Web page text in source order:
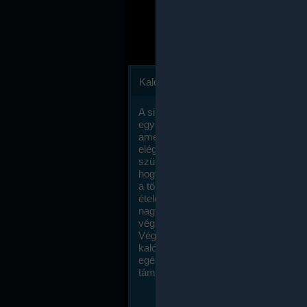
Kalóriaszámlálás
A sikeres fogyás titka valójában igen
egyszerű: égess több energiát, mint
amennyit beviszel. Természetesen
elég nagy fegyelemre és akaraterőre
szükség, de meglepődve fogod
hogy a kalóriaszámolás mennyire
a többi diétához képest. Itt nincsenek
ételek és a megengedett kalóriabevitelt
nagymértékben növelheted ha
végzel.
Végül, de nem utolsó sorban, a
kalóriaszámolás módszerét a legtöbb
egészségügyi szakorvos ajánlja és
támogatja.